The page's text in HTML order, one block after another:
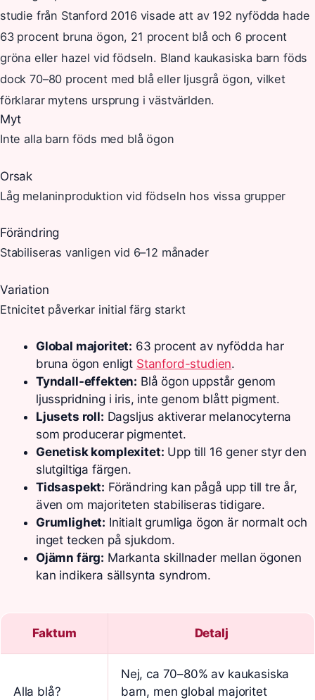
studie från Stanford 2016 visade att av 192 nyfödda hade
63 procent bruna ögon, 21 procent blå och 6 procent
gröna eller hazel vid födseln. Bland kaukasiska barn föds
dock 70–80 procent med blå eller ljusgrå ögon, vilket
förklarar mytens ursprung i västvärlden.
Myt
Inte alla barn föds med blå ögon
Orsak
Låg melaninproduktion vid födseln hos vissa grupper
Förändring
Stabiliseras vanligen vid 6–12 månader
Variation
Etnicitet påverkar initial färg starkt
Global majoritet: 63 procent av nyfödda har
bruna ögon enligt Stanford-studien.
Tyndall-effekten: Blå ögon uppstår genom
ljusspridning i iris, inte genom blått pigment.
Ljusets roll: Dagsljus aktiverar melanocyterna
som producerar pigmentet.
Genetisk komplexitet: Upp till 16 gener styr den
slutgiltiga färgen.
Tidsaspekt: Förändring kan pågå upp till tre år,
även om majoriteten stabiliseras tidigare.
Grumlighet: Initialt grumliga ögon är normalt och
inget tecken på sjukdom.
Ojämn färg: Markanta skillnader mellan ögonen
kan indikera sällsynta syndrom.
Faktum Detalj
Alla blå?
Nej, ca 70–80% av kaukasiska
barn, men global majoritet